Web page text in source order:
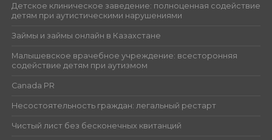
Детское клиническое заведение: полноценная содействие
детям при аутистическими нарушениями
Займы и займы онлайн в Казахстане
Малышевское врачебное учреждение: всесторонняя
содействие детям при аутизмом
Canada PR
Несостоятельность граждан: легальный рестарт
Чистый лист без бесконечных квитанций